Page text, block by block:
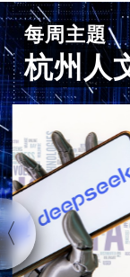
每周主題
杭州人